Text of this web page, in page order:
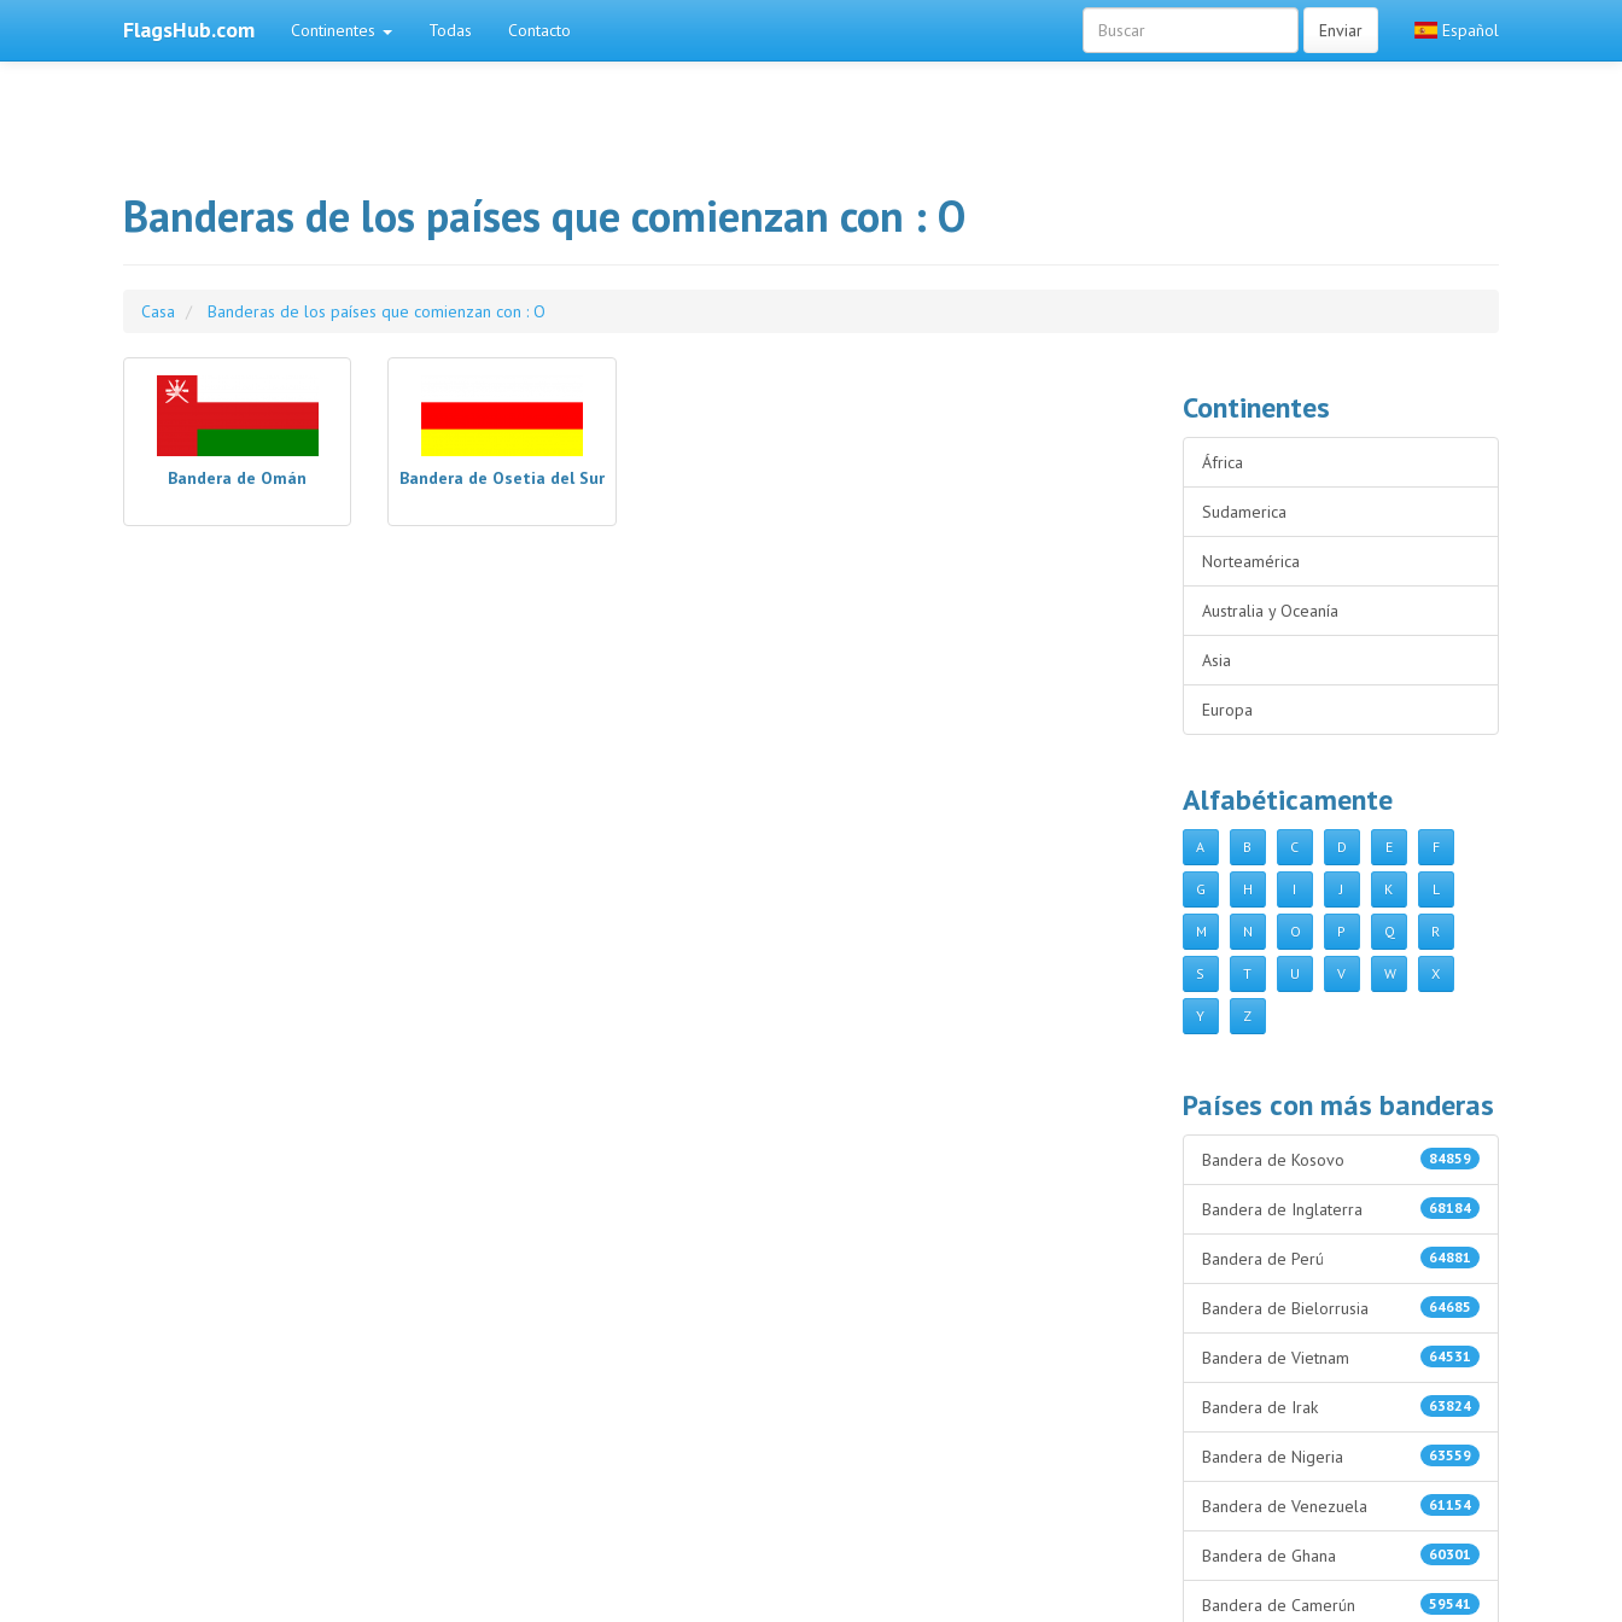
FlagsHub.com Continentes Todas Contacto Español
Enviar
Banderas de los países que comienzan con : O
Casa Banderas de los países que comienzan con : O
Bandera de Omán Bandera de Osetia del Sur
Continentes
África
Sudamerica
Norteamérica
Australia y Oceanía
Asia
Europa
Alfabéticamente
A B C D E F
G H I J K L
M N O P Q R
S T U V W X
Y Z
Países con más banderas
84859
Bandera de Kosovo
68184
Bandera de Inglaterra
64881
Bandera de Perú
64685
Bandera de Bielorrusia
64531
Bandera de Vietnam
63824
Bandera de Irak
63559
Bandera de Nigeria
61154
Bandera de Venezuela
60301
Bandera de Ghana
59541
Bandera de Camerún